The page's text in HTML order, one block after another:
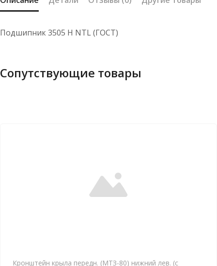
Подшипник 3505 Н NTL (ГОСТ)
Сопутствующие товары
Кронштейн крыла передн. (МТЗ-80) нижний лев. (с